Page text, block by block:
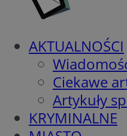
AKTUALNOŚCI
Ciekawe
Artykuły
KRYMINALNE